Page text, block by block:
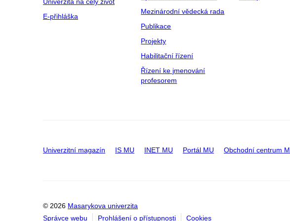
E-přihláška
Mezinárodní vědecká rada
Publikace
Projekty
Habilitační řízení
Řízení ke jmenování
profesorem
Univerzitní magazín IS MU INET MU Portál MU Obchodní centrum
© 2026 Masarykova univerzita
Správce webu
Prohlášení o přístupnosti Cookies